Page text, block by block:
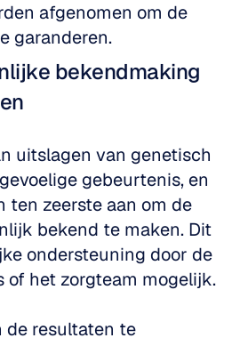
afgenomen om de
garanderen.
bekendmaking
uitslagen van genetisch
gebeurtenis, en
ten zeerste aan om de
bekend te maken. Dit
ondersteuning door de
of het zorgteam mogelijk.
de resultaten te